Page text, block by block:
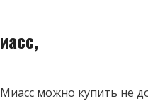
можно купить не